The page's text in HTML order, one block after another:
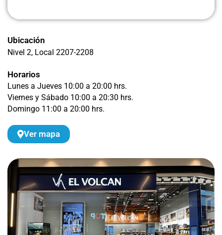
Ubicación
Nivel 2, Local 2207-2208
Horarios
Lunes a Jueves 10:00 a 20:00 hrs.
Viernes y Sábado 10:00 a 20:30 hrs.
Domingo 11:00 a 20:00 hrs.
Ver mapa